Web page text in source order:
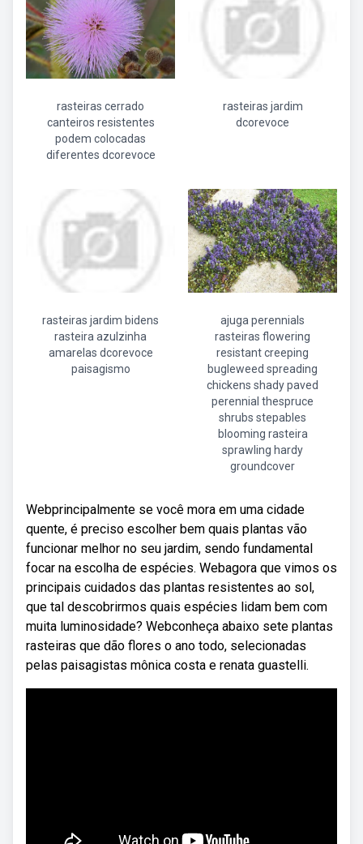
rasteiras cerrado
canteiros resistentes
podem colocadas
diferentes dcorevoce
rasteiras jardim
dcorevoce
rasteiras jardim bidens
rasteira azulzinha
amarelas dcorevoce
paisagismo
ajuga perennials
rasteiras flowering
resistant creeping
bugleweed spreading
chickens shady paved
perennial thespruce
shrubs stepables
blooming rasteira
sprawling hardy
groundcover
Webprincipalmente se você mora em uma cidade
quente, é preciso escolher bem quais plantas vão
funcionar melhor no seu jardim, sendo fundamental
focar na escolha de espécies. Webagora que vimos os
principais cuidados das plantas resistentes ao sol,
que tal descobrirmos quais espécies lidam bem com
muita luminosidade? Webconheça abaixo sete plantas
rasteiras que dão flores o ano todo, selecionadas
pelas paisagistas mônica costa e renata guastelli.